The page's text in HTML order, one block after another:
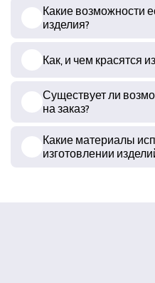
Какие возможности
изделия?
Как, и чем красятся
Существует ли
на заказ?
Какие материалы
изготовлении